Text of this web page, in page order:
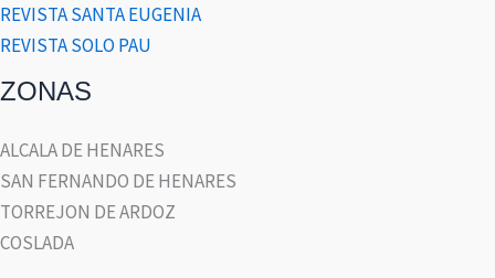
REVISTA SANTA EUGENIA
REVISTA SOLO PAU
ZONAS
ALCALA DE HENARES
SAN FERNANDO DE HENARES
TORREJON DE ARDOZ
COSLADA